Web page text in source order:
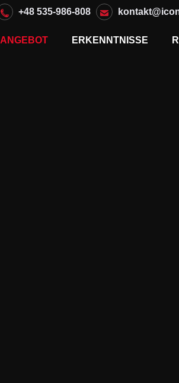
+48 535-986-808
ANGEBOT ERKENNTNISSE